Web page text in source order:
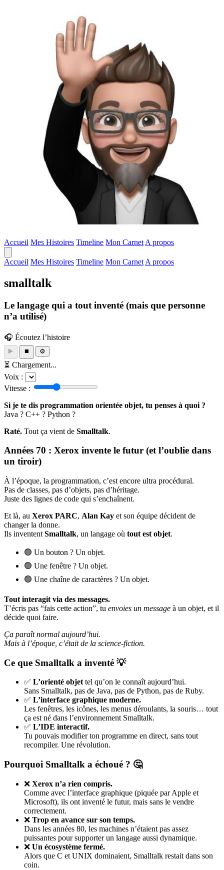
Accueil Mes Histoires Timeline Mon Carnet A propos
Accueil Mes Histoires Timeline Mon Carnet A propos
smalltalk
Le langage qui a tout inventé (mais que personne
n’a utilisé)
🎧 Écoutez l’histoire
▶️ ⏹️ ⚙️
⏳ Chargement...
Voix :
Vitesse :
Si je te dis programmation orientée objet, tu penses à quoi ?
Java ? C++ ? Python ?
Raté. Tout ça vient de Smalltalk.
Années 70 : Xerox invente le futur (et l’oublie dans
un tiroir)
À l’époque, la programmation, c’est encore ultra procédural.
Pas de classes, pas d’objets, pas d’héritage.
Juste des lignes de code qui s’enchaînent.
Et là, au Xerox PARC, Alan Kay et son équipe décident de
changer la donne.
Ils inventent Smalltalk, un langage où tout est objet.
🟢 Un bouton ? Un objet.
🟢 Une fenêtre ? Un objet.
🟢 Une chaîne de caractères ? Un objet.
Tout interagit via des messages.
T’écris pas “fais cette action”, tu envoies un message à un objet, et il
décide quoi faire.
Ça paraît normal aujourd’hui.
Mais à l’époque, c’était de la science-fiction.
Ce que Smalltalk a inventé 💡
✅ L’orienté objettel qu’on le connaît aujourd’hui.
Sans Smalltalk, pas de Java, pas de Python, pas de Ruby.
✅ L’interface graphique moderne.
Les fenêtres, les icônes, les menus déroulants, la souris… tout
ça est né dans l’environnement Smalltalk.
✅ L’IDE interactif.
Tu pouvais modifier ton programme en direct, sans tout
recompiler. Une révolution.
Pourquoi Smalltalk a échoué ? 🤔
❌ Xerox n’a rien compris.
Comme avec l’interface graphique (piquée par Apple et
Microsoft), ils ont inventé le futur, mais sans le vendre
correctement.
❌ Trop en avance sur son temps.
Dans les années 80, les machines n’étaient pas assez
puissantes pour supporter un langage aussi dynamique.
❌ Un écosystème fermé.
Alors que C et UNIX dominaient, Smalltalk restait dans son
coin.